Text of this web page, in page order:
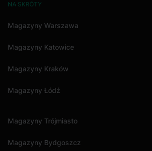
NA SKRÓTY
Magazyny Warszawa
Magazyny Katowice
Magazyny Kraków
Magazyny Łódź
Magazyny Trójmiasto
Magazyny Bydgoszcz